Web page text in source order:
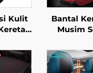
Kulit
Penuh
Bantal
Musim
Kerusi
Tidak